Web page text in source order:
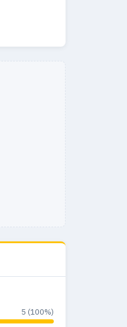
5 (100%)